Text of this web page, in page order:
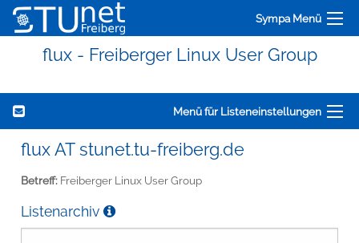
Sympa Menü
flux - Freiberger Linux User Group
Menü für Listeneinstellungen
flux AT stunet.tu-freiberg.de
Betreff: Freiberger Linux User Group
Listenarchiv